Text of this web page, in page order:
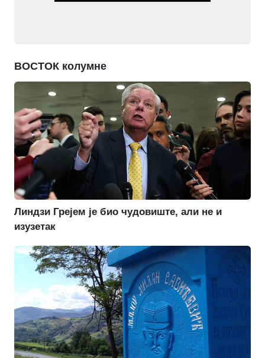
ВОСТОК колумне
Линдзи Грејем је био чудовиште, али не и
изузетак